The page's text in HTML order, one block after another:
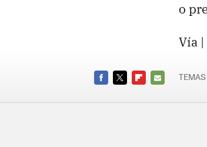
o
Vía |
MAIL
TEMAS